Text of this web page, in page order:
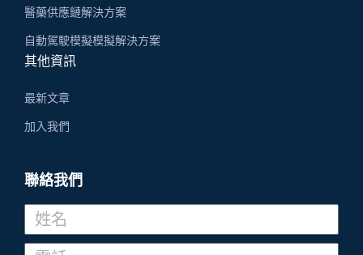
醫藥供應鏈解決方案
自動駕駛模擬模擬解決方案
其他資訊
最新文章
加入我們
聯絡我們